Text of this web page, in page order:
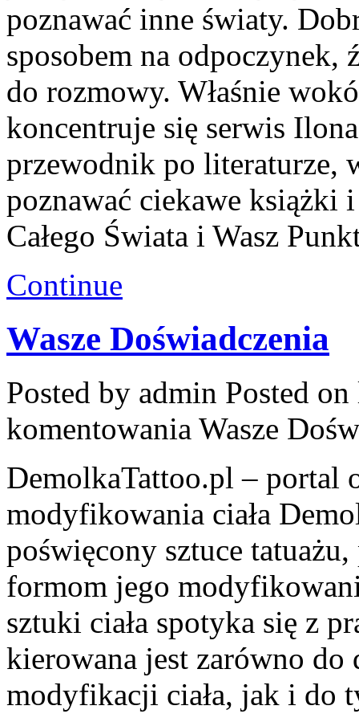
poznawać inne światy.
sposobem na odpoczynek,
do rozmowy. Właśnie
koncentruje się serwis
przewodnik po literaturze,
poznawać ciekawe książki
Całego Świata i Wasz
Continue
Wasze Doświadczenia
Posted by admin Posted
komentowania Wasze
DemolkaTattoo.pl – portal
modyfikowania ciała
poświęcony sztuce
formom jego
sztuki ciała spotyka się z
kierowana jest zarówno
modyfikacji ciała, jak i do